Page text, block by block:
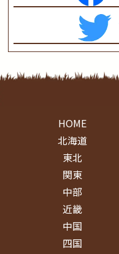
HOME
北海道
東北
関東
中部
近畿
中国
四国